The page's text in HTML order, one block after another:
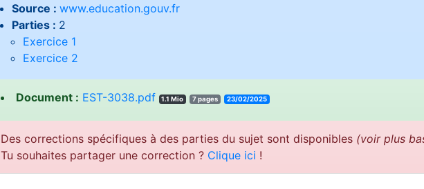
Source : www.education.gouv.fr
Parties : 2
Exercice 1
Exercice 2
Document : EST-3038.pdf 1.1 Mio 7 pages 23/02/2025
Des corrections spécifiques à des parties du sujet sont disponibles (voir plus
Tu souhaites partager une correction ? Clique ici !